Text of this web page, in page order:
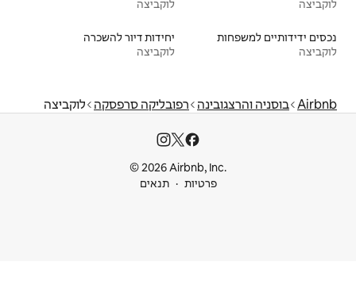
לוקביצה
יחידות דיור להשכרה
לוקביצה
רפובליקה סרפסקה לוקביצה